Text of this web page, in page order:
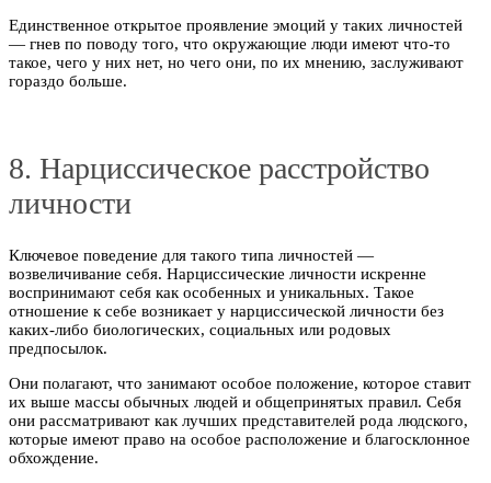
Единственное открытое проявление эмоций у таких личностей
— гнев по поводу того, что окружающие люди имеют что-то
такое, чего у них нет, но чего они, по их мнению, заслуживают
гораздо больше.
8. Нарциссическое расстройство
личности
Ключевое поведение для такого типа личностей —
возвеличивание себя. Нарциссические личности искренне
воспринимают себя как особенных и уникальных. Такое
отношение к себе возникает у нарциссической личности без
каких-либо биологических, социальных или родовых
предпосылок.
Они полагают, что занимают особое положение, которое ставит
их выше массы обычных людей и общепринятых правил. Себя
они рассматривают как лучших представителей рода людского,
которые имеют право на особое расположение и благосклонное
обхождение.